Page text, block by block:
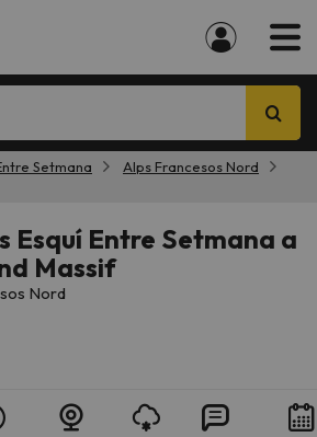
Setmana
Alps Francesos Nord
Esquí Entre Setmana a
Massif
Nord